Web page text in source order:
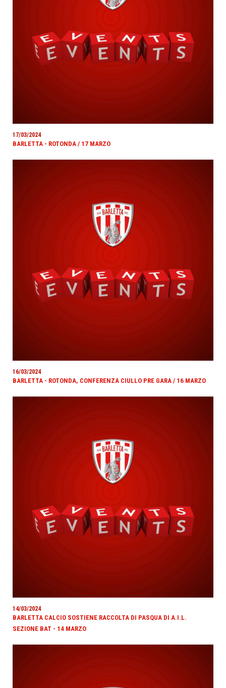
17/03/2024
BARLETTA - ROTONDA / 17 MARZO
16/03/2024
BARLETTA - ROTONDA, CONFERENZA CIULLO PRE GARA / 16 MARZO
14/03/2024
BARLETTA CALCIO SOSTIENE RACCOLTA DI PASQUA DI A.I.L.
SEZIONE BAT - 14 MARZO